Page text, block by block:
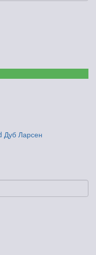
Дуб Ларсен